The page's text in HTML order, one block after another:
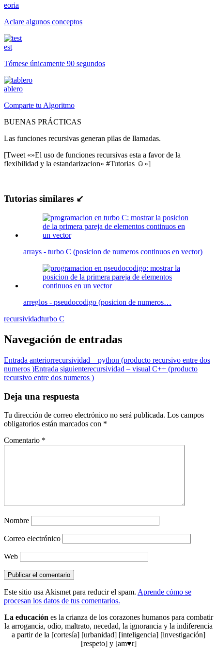
eoria
Aclare algunos conceptos
est
Tómese únicamente 90 segundos
ablero
Comparte tu Algoritmo
BUENAS PRÁCTICAS
Las funciones recursivas generan pilas de llamadas.
[Tweet «»El uso de funciones recursivas esta a favor de la
flexibilidad y la estandarizacion» #Tutorias ☺»]
Tutorias similares ↙
arrays - turbo C (posicion de numeros continuos en vector)
arreglos - pseudocodigo (posicion de numeros…
recursividadturbo C
Navegación de entradas
Entrada anteriorrecursividad – python (producto recursivo entre dos
numeros )Entrada siguienterecursividad – visual C++ (producto
recursivo entre dos numeros )
Deja una respuesta
Tu dirección de correo electrónico no será publicada. Los campos
obligatorios están marcados con *
Comentario *
Nombre
Correo electrónico
Web
Este sitio usa Akismet para reducir el spam. Aprende cómo se
procesan los datos de tus comentarios.
La educaciónes la crianza de los corazones humanos para combatir
la arrogancia, odio, maltrato, necedad, la ignorancia y la indiferencia
a partir de la [cortesía] [urbanidad] [inteligencia] [investigación]
[respeto] y [am♥r]